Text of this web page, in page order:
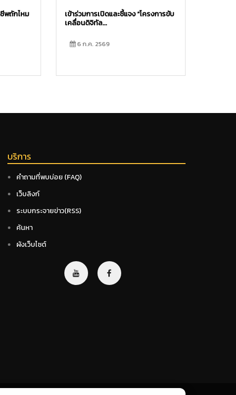
พถักไหม
เข้าร่วมการเปิดและชี้แจง “โครงการขับ
เคลื่อนดิจิทัล...
6 ก.ค. 2569
บริการ
คำถามที่พบบ่อย (FAQ)
เว็บลิงก์
ระบบกระจายข่าว(RSS)
ค้นหา
ผังเว็บไซต์